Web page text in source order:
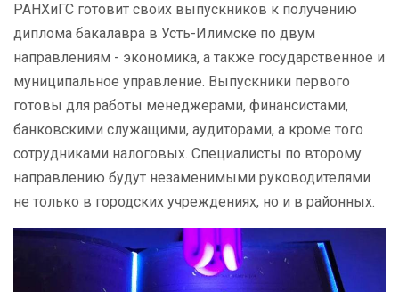
РАНХиГС готовит своих выпускников к получению
диплома бакалавра в Усть-Илимске по двум
направлениям - экономика, а также государственное и
муниципальное управление. Выпускники первого
готовы для работы менеджерами, финансистами,
банковскими служащими, аудиторами, а кроме того
сотрудниками налоговых. Специалисты по второму
направлению будут незаменимыми руководителями
не только в городских учреждениях, но и в районных.